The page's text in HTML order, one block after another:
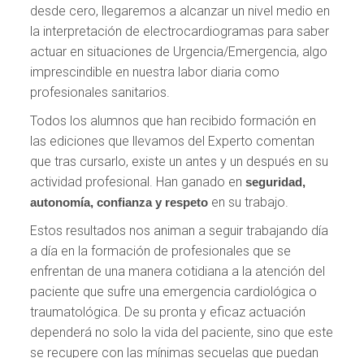
desde cero, llegaremos a alcanzar un nivel medio en
la interpretación de electrocardiogramas para saber
actuar en situaciones de Urgencia/Emergencia, algo
imprescindible en nuestra labor diaria como
profesionales sanitarios.
Todos los alumnos que han recibido formación en
las ediciones que llevamos del Experto comentan
que tras cursarlo, existe un antes y un después en su
actividad profesional. Han ganado enseguridad,
autonomía, confianza y respeto en su trabajo.
Estos resultados nos animan a seguir trabajando día
a día en la formación de profesionales que se
enfrentan de una manera cotidiana a la atención del
paciente que sufre una emergencia cardiológica o
traumatológica. De su pronta y eficaz actuación
dependerá no solo la vida del paciente, sino que este
se recupere con las mínimas secuelas que puedan